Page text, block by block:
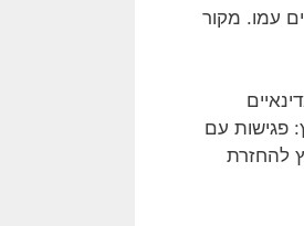
עמו. מקור
פגישות עם
להחזרת